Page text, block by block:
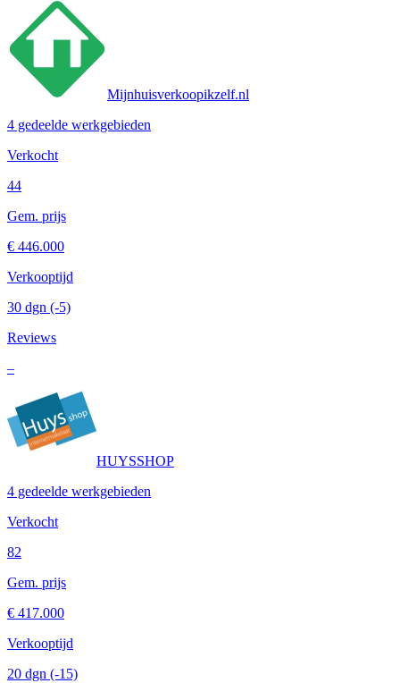
Mijnhuisverkoopikzelf.nl
4 gedeelde werkgebieden
Verkocht
44
Gem. prijs
€ 446.000
Verkooptijd
30 dgn (-5)
Reviews
–
HUYSSHOP
4 gedeelde werkgebieden
Verkocht
82
Gem. prijs
€ 417.000
Verkooptijd
20 dgn (-15)